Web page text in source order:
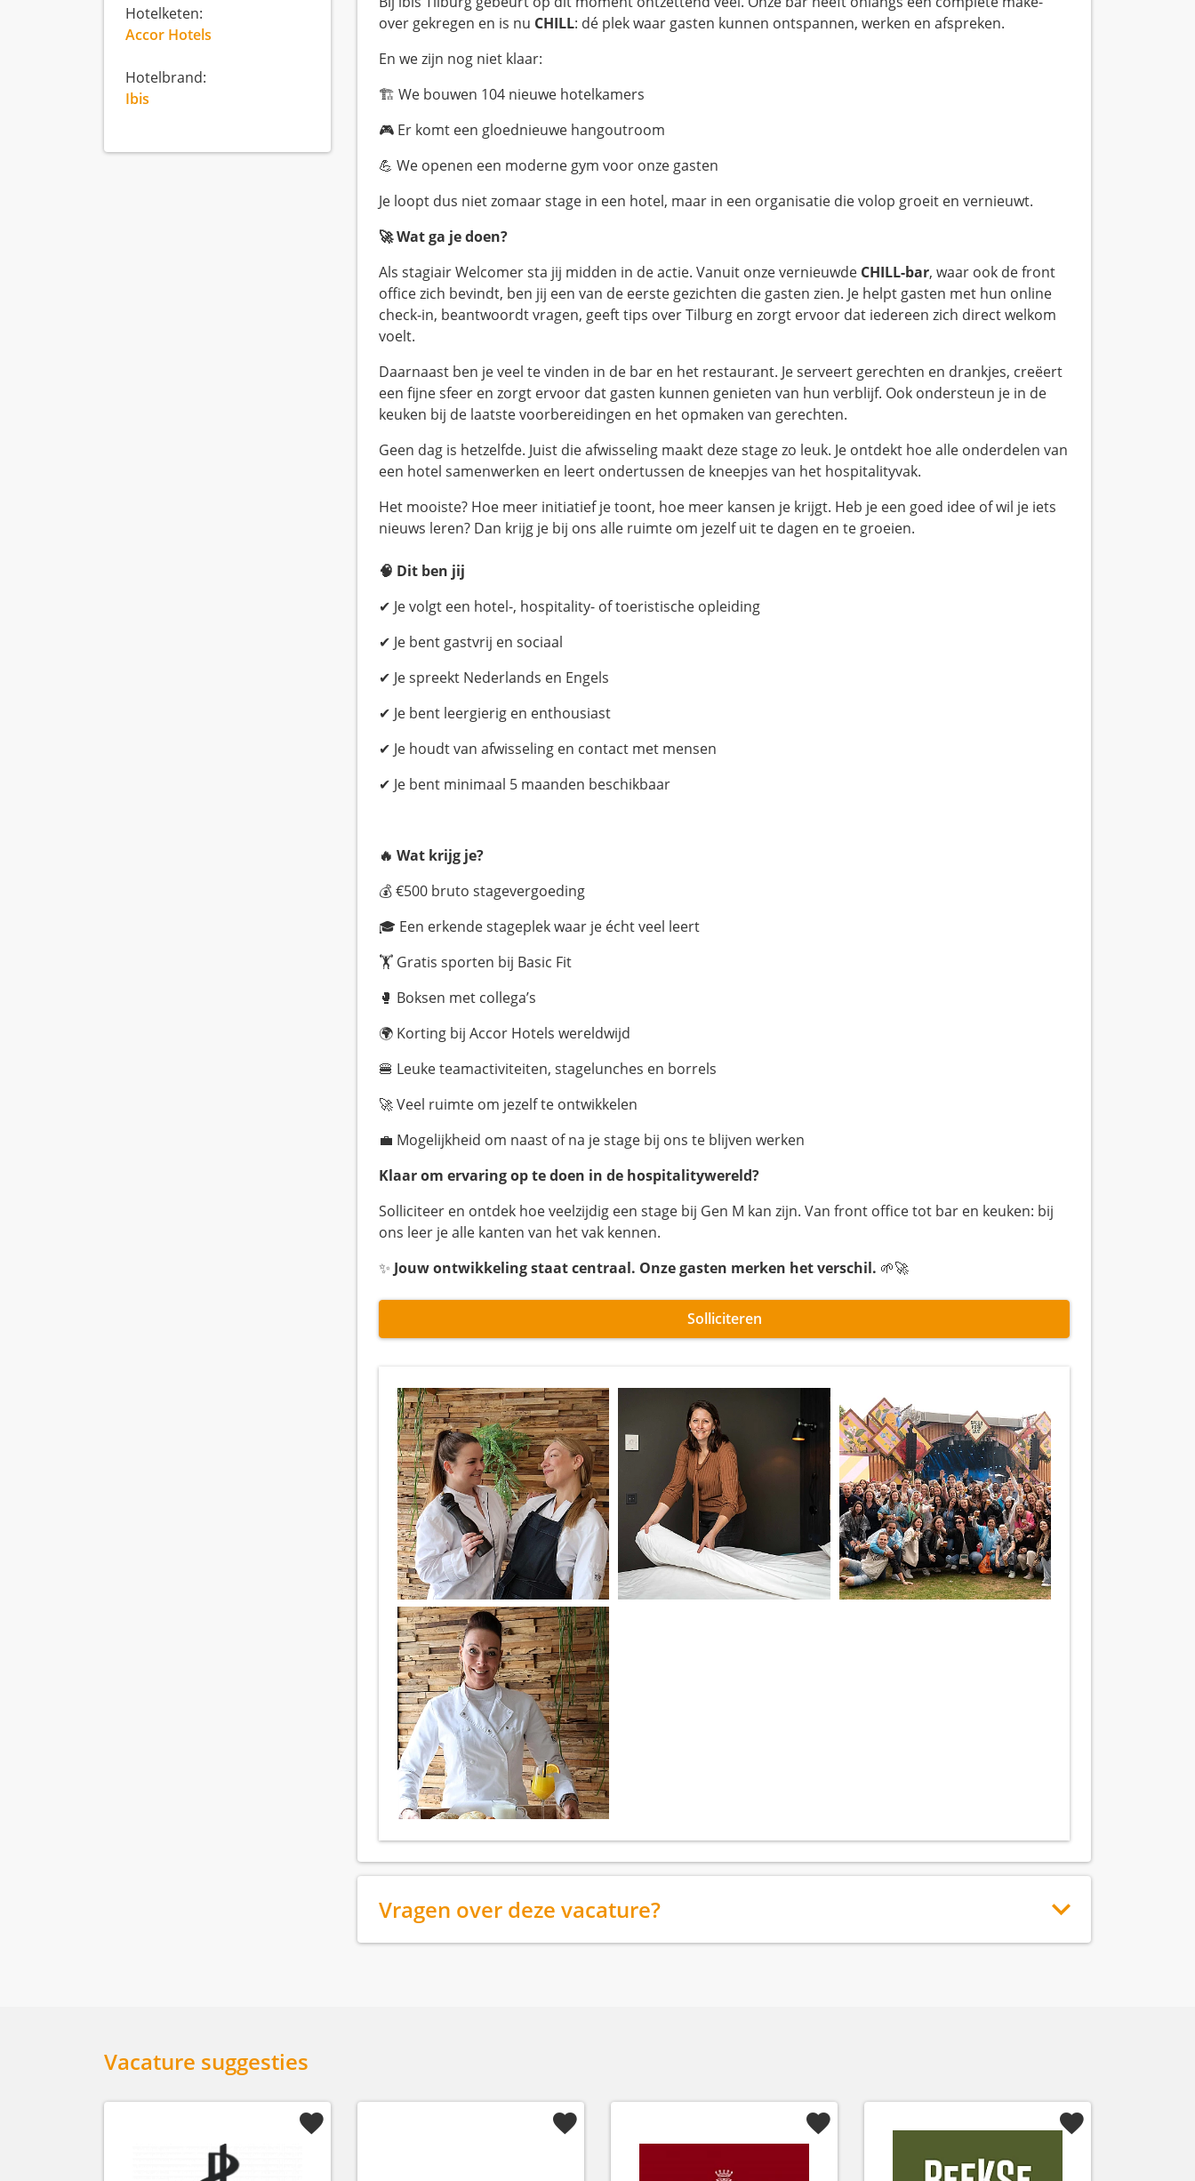
over gekregen en is nu CHILL: dé plek waar gasten kunnen ontspannen, werken en afspreken.
En we zijn nog niet klaar:
🏗️ We bouwen 104 nieuwe hotelkamers
🎮 Er komt een gloednieuwe hangoutroom
💪 We openen een moderne gym voor onze gasten
Je loopt dus niet zomaar stage in een hotel, maar in een organisatie die volop groeit en vernieuwt.
🚀 Wat ga je doen?
Als stagiair Welcomer sta jij midden in de actie. Vanuit onze vernieuwde CHILL-bar, waar ook de front
office zich bevindt, ben jij een van de eerste gezichten die gasten zien. Je helpt gasten met hun online
check-in, beantwoordt vragen, geeft tips over Tilburg en zorgt ervoor dat iedereen zich direct welkom
voelt.
Daarnaast ben je veel te vinden in de bar en het restaurant. Je serveert gerechten en drankjes, creëert
een fijne sfeer en zorgt ervoor dat gasten kunnen genieten van hun verblijf. Ook ondersteun je in de
keuken bij de laatste voorbereidingen en het opmaken van gerechten.
Geen dag is hetzelfde. Juist die afwisseling maakt deze stage zo leuk. Je ontdekt hoe alle onderdelen van
een hotel samenwerken en leert ondertussen de kneepjes van het hospitalityvak.
Het mooiste? Hoe meer initiatief je toont, hoe meer kansen je krijgt. Heb je een goed idee of wil je iets
nieuws leren? Dan krijg je bij ons alle ruimte om jezelf uit te dagen en te groeien.
🧠 Dit ben jij
✔ Je volgt een hotel-, hospitality- of toeristische opleiding
✔ Je bent gastvrij en sociaal
✔ Je spreekt Nederlands en Engels
✔ Je bent leergierig en enthousiast
✔ Je houdt van afwisseling en contact met mensen
✔ Je bent minimaal 5 maanden beschikbaar
🔥 Wat krijg je?
💰 €500 bruto stagevergoeding
🎓 Een erkende stageplek waar je écht veel leert
🏋️ Gratis sporten bij Basic Fit
🥊 Boksen met collega’s
🌍 Korting bij Accor Hotels wereldwijd
🍔 Leuke teamactiviteiten, stagelunches en borrels
🚀 Veel ruimte om jezelf te ontwikkelen
💼 Mogelijkheid om naast of na je stage bij ons te blijven werken
Klaar om ervaring op te doen in de hospitalitywereld?
Solliciteer en ontdek hoe veelzijdig een stage bij Gen M kan zijn. Van front office tot bar en keuken: bij
ons leer je alle kanten van het vak kennen.
✨ Jouw ontwikkeling staat centraal. Onze gasten merken het verschil. 🌱🚀
Solliciteren
Vragen over deze vacature?
Hotelketen:
Accor Hotels
Hotelbrand:
Ibis
Vacature suggesties